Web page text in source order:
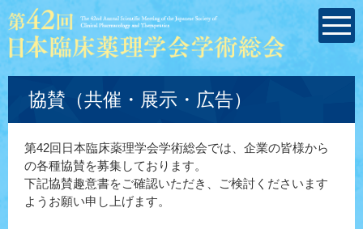
協賛（共催・展示・広告）
第42回日本臨床薬理学会学術総会では、企業の皆様から
の各種協賛を募集しております。
下記協賛趣意書をご確認いただき、ご検討くださいます
ようお願い申し上げます。